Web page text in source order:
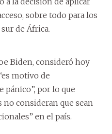
sobre todo para los
de África.
Biden, consideró hoy
motivo de
pánico”, por lo que
no consideran que sean
en el país.